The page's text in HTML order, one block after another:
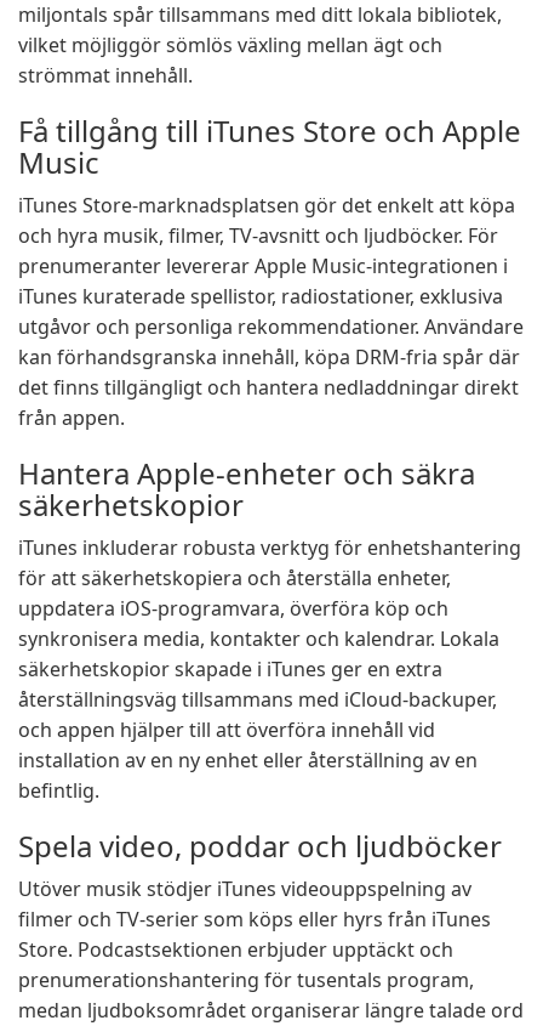
miljontals spår tillsammans med ditt lokala bibliotek,
vilket möjliggör sömlös växling mellan ägt och
strömmat innehåll.
Få tillgång till iTunes Store och Apple
Music
iTunes Store-marknadsplatsen gör det enkelt att köpa
och hyra musik, filmer, TV-avsnitt och ljudböcker. För
prenumeranter levererar Apple Music-integrationen i
iTunes kuraterade spellistor, radiostationer, exklusiva
utgåvor och personliga rekommendationer. Användare
kan förhandsgranska innehåll, köpa DRM-fria spår där
det finns tillgängligt och hantera nedladdningar direkt
från appen.
Hantera Apple-enheter och säkra
säkerhetskopior
iTunes inkluderar robusta verktyg för enhetshantering
för att säkerhetskopiera och återställa enheter,
uppdatera iOS-programvara, överföra köp och
synkronisera media, kontakter och kalendrar. Lokala
säkerhetskopior skapade i iTunes ger en extra
återställningsväg tillsammans med iCloud-backuper,
och appen hjälper till att överföra innehåll vid
installation av en ny enhet eller återställning av en
befintlig.
Spela video, poddar och ljudböcker
Utöver musik stödjer iTunes videouppspelning av
filmer och TV-serier som köps eller hyrs från iTunes
Store. Podcastsektionen erbjuder upptäckt och
prenumerationshantering för tusentals program,
medan ljudboksområdet organiserar längre talade ord